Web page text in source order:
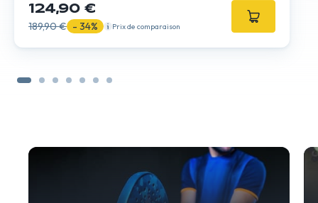
124,90 €
189,90 € - 34% Prix de comparaison